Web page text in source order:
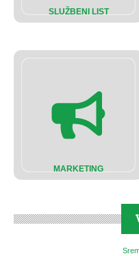
SLUŽBENI LIST
MARKETING